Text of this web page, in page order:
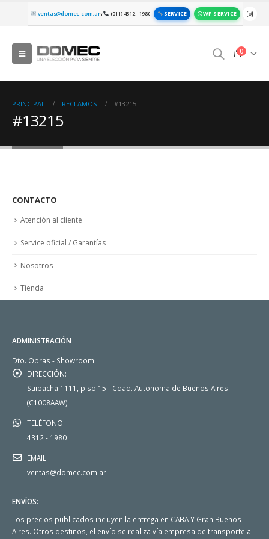
ventas@domec.com.ar| (011) 4312 - 1980 SERVICE WP SERVICE
0
PRINCIPAL RECLAMOS #13215
#13215
CONTACTO
Atención al cliente
Service oficial / Garantías
Nosotros
Tienda
ADMINISTRACIÓN
Dto. Obras - Showroom
DIRECCIÓN:
Suipacha 1111, piso 15 - Cdad. Autonoma de Buenos Aires
(C1008AAW)
TELÉFONO:
4312 - 1980
EMAIL:
ventas@domec.com.ar
ENVÍOS:
Los precios publicados incluyen la entrega en CABA Y Gran Buenos
Aires. Otros destinos, el envío se realiza vía empresa de transporte a